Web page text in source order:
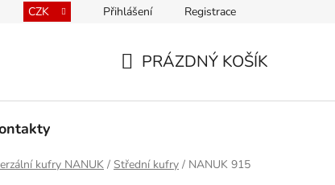
Prodávané značky Mapa serveru
CZK Přihlášení Registrace
PRÁZDNÝ KOŠÍK
kufry NANUK / Střední kufry / NANUK 915